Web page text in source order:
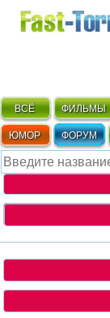
ВСЁ ФИЛЬМЫ
ЮМОР ФОРУМ